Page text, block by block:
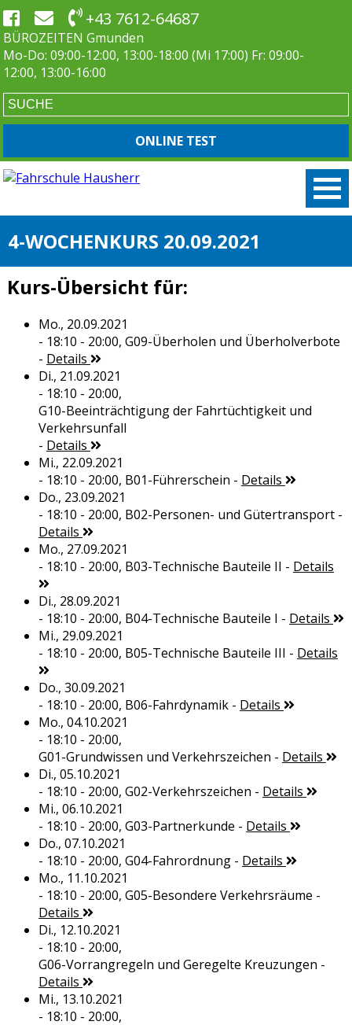
+43 7612-64687
BÜROZEITEN Gmunden
Mo-Do: 09:00-12:00, 13:00-18:00 (Mi 17:00) Fr: 09:00-
12:00, 13:00-16:00
ONLINE TEST
4-WOCHENKURS 20.09.2021
Kurs-Übersicht für:
Mo., 20.09.2021
- 18:10 - 20:00, G09-Überholen und Überholverbote
- Details
Di., 21.09.2021
- 18:10 - 20:00,
G10-Beeinträchtigung der Fahrtüchtigkeit und
Verkehrsunfall
- Details
Mi., 22.09.2021
- 18:10 - 20:00, B01-Führerschein - Details
Do., 23.09.2021
- 18:10 - 20:00, B02-Personen- und Gütertransport-
Details
Mo., 27.09.2021
- 18:10 - 20:00, B03-Technische Bauteile II - Details
Di., 28.09.2021
- 18:10 - 20:00, B04-Technische Bauteile I - Details
Mi., 29.09.2021
- 18:10 - 20:00, B05-Technische Bauteile III - Details
Do., 30.09.2021
- 18:10 - 20:00, B06-Fahrdynamik- Details
Mo., 04.10.2021
- 18:10 - 20:00,
G01-Grundwissen und Verkehrszeichen - Details
Di., 05.10.2021
- 18:10 - 20:00, G02-Verkehrszeichen - Details
Mi., 06.10.2021
- 18:10 - 20:00, G03-Partnerkunde - Details
Do., 07.10.2021
- 18:10 - 20:00, G04-Fahrordnung- Details
Mo., 11.10.2021
- 18:10 - 20:00, G05-Besondere Verkehrsräume -
Details
Di., 12.10.2021
- 18:10 - 20:00,
G06-Vorrangregeln und Geregelte Kreuzungen -
Details
Mi., 13.10.2021
- 18:10 - 20:00,